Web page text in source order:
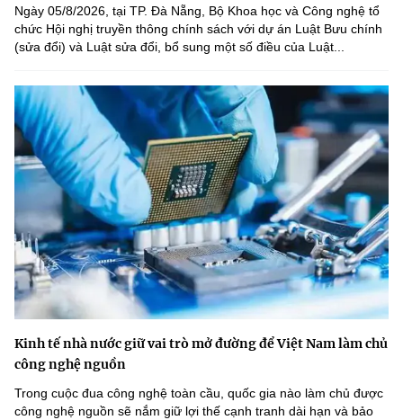
Ngày 05/8/2026, tại TP. Đà Nẵng, Bộ Khoa học và Công nghệ tổ
chức Hội nghị truyền thông chính sách với dự án Luật Bưu chính
(sửa đổi) và Luật sửa đổi, bổ sung một số điều của Luật...
Kinh tế nhà nước giữ vai trò mở đường để Việt Nam làm chủ
công nghệ nguồn
Trong cuộc đua công nghệ toàn cầu, quốc gia nào làm chủ được
công nghệ nguồn sẽ nắm giữ lợi thế cạnh tranh dài hạn và bảo